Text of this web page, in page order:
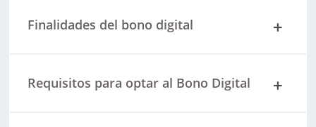
Finalidades del bono digital
Requisitos para optar al Bono Digital